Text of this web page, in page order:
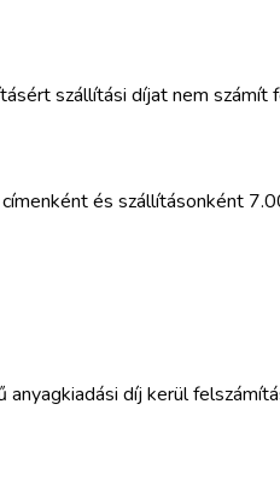
szállítási díjat nem számít
és szállításonként
díj kerül